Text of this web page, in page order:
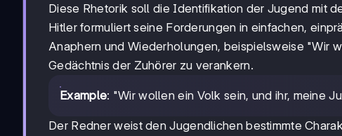
Diese Rhetorik soll die Identifikation der Jugend mit
Hitler formuliert seine Forderungen in einfachen,
Anaphern und Wiederholungen, beispielsweise "Wir
Gedächtnis der Zuhörer zu verankern.
Example: "Wir wollen ein Volk sein, und ihr, meine
Der Redner weist den Jugendlichen bestimmte